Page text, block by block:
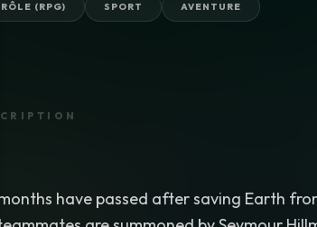
(RPG) SPORT AVENTURE
have passed after saving Earth